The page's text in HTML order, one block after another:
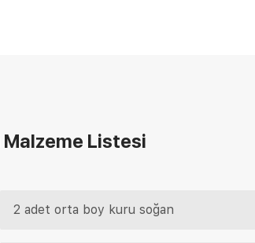
Malzeme Listesi
2 adet orta boy kuru soğan